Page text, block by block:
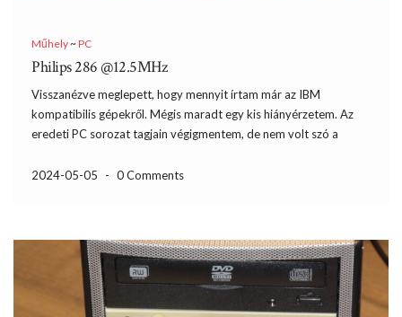
Műhely~PC
Philips 286 @12.5MHz
Visszanézve meglepett, hogy mennyit írtam már az IBM
kompatibilis gépekről. Mégis maradt egy kis hiányérzetem. Az
eredeti PC sorozat tagjain végigmentem, de nem volt szó a
mégsem írtam arról, hogy mikor érték el azt a pontot […]
2024-05-05 - 0 Comments